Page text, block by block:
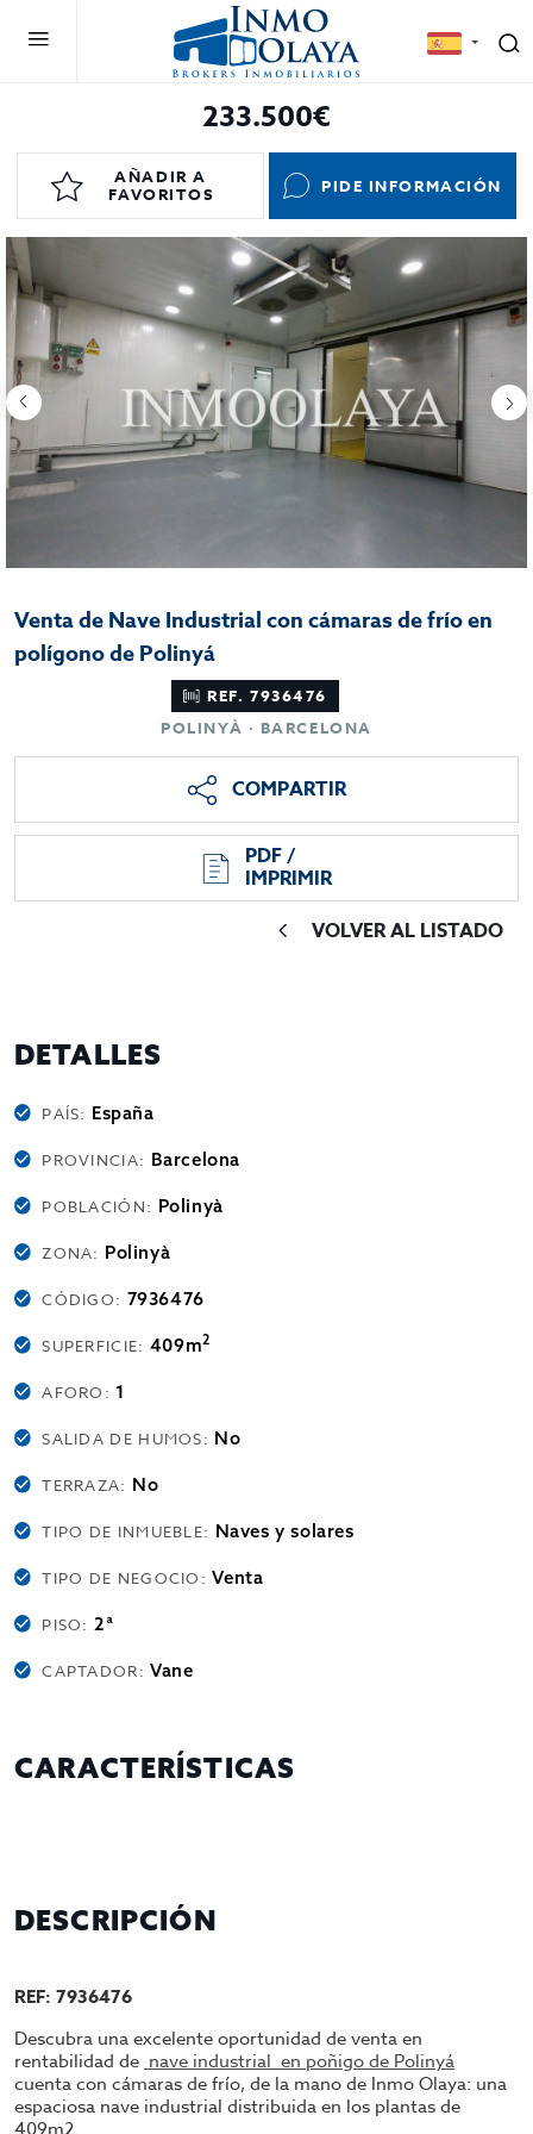
233.500€
AÑADIR A
FAVORITOS
PIDE INFORMACIÓN
Venta de Nave Industrial con cámaras de frío en
polígono de Polinyá
REF. 7936476
POLINYÀ · BARCELONA
COMPARTIR
PDF /
IMPRIMIR
VOLVER AL LISTADO
DETALLES
PAÍS: España
PROVINCIA: Barcelona
POBLACIÓN: Polinyà
ZONA: Polinyà
CÓDIGO: 7936476
SUPERFICIE: 409m2
AFORO: 1
SALIDA DE HUMOS: No
TERRAZA: No
TIPO DE INMUEBLE: Naves y solares
TIPO DE NEGOCIO:Venta
PISO:2ª
CAPTADOR:Vane
CARACTERÍSTICAS
DESCRIPCIÓN
REF: 7936476
Descubra una excelente oportunidad de venta en
rentabilidad de nave industrial en poñigo de Polinyá
cuenta con cámaras de frío, de la mano de Inmo Olaya: una
espaciosa nave industrial distribuida en los plantas de